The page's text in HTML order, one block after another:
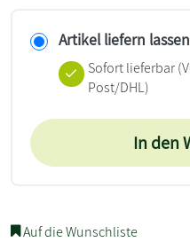
Artikel liefern lassen
Sofort lieferbar
Post/DHL)
In den
Auf die Wunschliste